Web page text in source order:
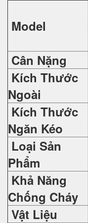
Model
Cân Nặng
Kích Thước
Ngoài
Kích Thước
Ngăn Kéo
Loại Sản
Phẩm
Khả Năng
Chống Cháy
Vật Liệu